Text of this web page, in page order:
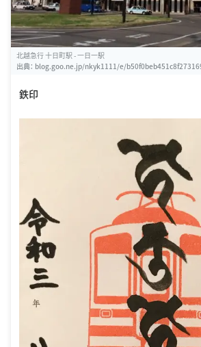
北越急行 十日町駅 - 一日一駅
出典： blog.goo.ne.jp/nkyk1111/e/
鉄印